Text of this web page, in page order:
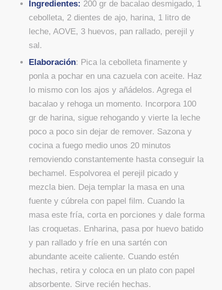
Ingredientes: 200 gr de bacalao desmigado, 1
cebolleta, 2 dientes de ajo, harina, 1 litro de
leche, AOVE, 3 huevos, pan rallado, perejil y
sal.
Elaboración: Pica la cebolleta finamente y
ponla a pochar en una cazuela con aceite. Haz
lo mismo con los ajos y añádelos. Agrega el
bacalao y rehoga un momento. Incorpora 100
gr de harina, sigue rehogando y vierte la leche
poco a poco sin dejar de remover. Sazona y
cocina a fuego medio unos 20 minutos
removiendo constantemente hasta conseguir la
bechamel. Espolvorea el perejil picado y
mezcla bien. Deja templar la masa en una
fuente y cúbrela con papel film. Cuando la
masa este fría, corta en porciones y dale forma
las croquetas. Enharina, pasa por huevo batido
y pan rallado y fríe en una sartén con
abundante aceite caliente. Cuando estén
hechas, retira y coloca en un plato con papel
absorbente. Sirve recién hechas.